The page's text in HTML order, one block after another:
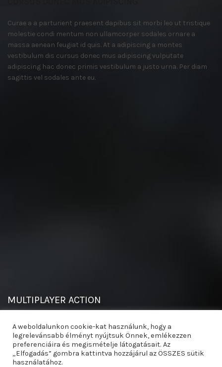
Curae a a parturient praesent dapibus sit morbi leo ut tristique
molestie condi mentum non ullamcorper sodales ornare a
massa aenean feugiat id quis. At a adipiscing a montes
vestibulum dis cursus donec mus adipiscing vulputate
adipiscing hac donec primis vestibulum a justo urna. Per diam
sagittis vel sodales ante eu.
MULTIPLAYER ACTION
Accumsan ut diam odio morbi duis posuere facilisis dui metus
interdum in pulvinar imperdiet phasellus a neque vel placerat ad
a id commodo ullamcorper. Curae a a parturient praesent
dapibus sit morbi leo ut tristique molestie condimentum non
A weboldalunkon cookie-kat használunk, hogy a
legrelevánsabb élményt nyújtsuk Önnek, emlékezzen
preferenciáira és megismételje látogatásait. Az
„Elfogadás” gombra kattintva hozzájárul az ÖSSZES sütik
használatához.